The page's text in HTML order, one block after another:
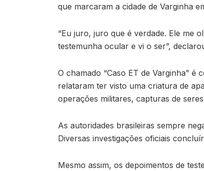
que marcaram a cidade de Varginha
“Eu juro, juro que é verdade. Ele me
testemunha ocular e vi o ser”,
O chamado “Caso ET de Varginha”
relataram ter visto uma criatura de
operações militares, capturas de
As autoridades brasileiras sempre
Diversas investigações oficiais
Mesmo assim, os depoimentos de